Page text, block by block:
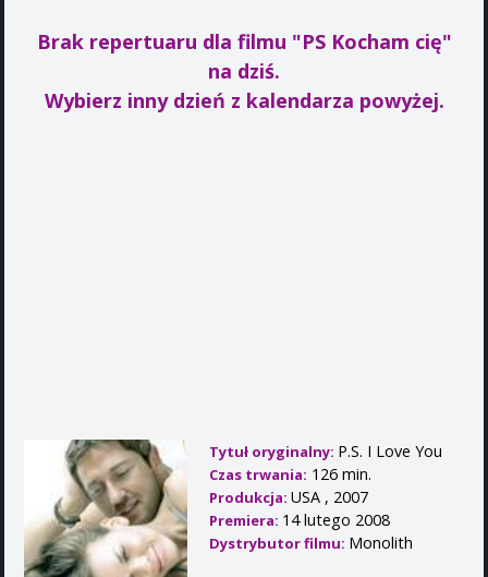
Brak repertuaru dla filmu "PS Kocham cię"
na dziś.
Wybierz inny dzień z kalendarza powyżej.
Tytuł oryginalny: P.S. I Love You
Czas trwania: 126 min.
Produkcja: USA , 2007
Premiera: 14 lutego 2008
Dystrybutor filmu: Monolith